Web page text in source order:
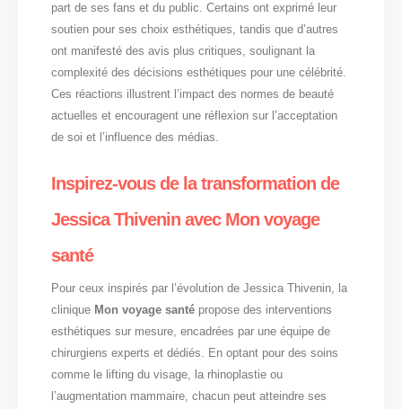
part de ses fans et du public. Certains ont exprimé leur
soutien pour ses choix esthétiques, tandis que d’autres
ont manifesté des avis plus critiques, soulignant la
complexité des décisions esthétiques pour une célébrité.
Ces réactions illustrent l’impact des normes de beauté
actuelles et encouragent une réflexion sur l’acceptation
de soi et l’influence des médias.
Inspirez-vous de la transformation de
Jessica Thivenin avec Mon voyage
santé
Pour ceux inspirés par l’évolution de Jessica Thivenin, la
clinique Mon voyage santé propose des interventions
esthétiques sur mesure, encadrées par une équipe de
chirurgiens experts et dédiés. En optant pour des soins
comme le lifting du visage, la rhinoplastie ou
l’augmentation mammaire, chacun peut atteindre ses